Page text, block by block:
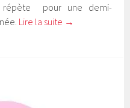
répète pour une demi-
Lire la suite →